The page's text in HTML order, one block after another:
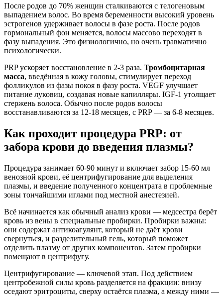
После родов до 70% женщин сталкиваются с телогеновым
выпадением волос. Во время беременности высокий уровень
эстрогенов удерживает волосы в фазе роста. После родов
гормональный фон меняется, волосы массово переходят в
фазу выпадения. Это физиологично, но очень травматично
психологически.
PRP ускоряет восстановление в 2-3 раза. Тромбоцитарная
масса, введённая в кожу головы, стимулирует переход
фолликулов из фазы покоя в фазу роста. VEGF улучшает
питание луковиц, создавая новые капилляры. IGF-1 утолщает
стержень волоса. Обычно после родов волосы
восстанавливаются за 12-18 месяцев, с PRP — за 6-8 месяцев.
Как проходит процедура PRP: от
забора крови до введения плазмы?
Процедура занимает 60-90 минут и включает забор 15-60 мл
венозной крови, её центрифугирование для выделения
плазмы, и введение полученного концентрата в проблемные
зоны тончайшими иглами под местной анестезией.
Всё начинается как обычный анализ крови — медсестра берёт
кровь из вены в специальные пробирки. Пробирки важны:
они содержат антикоагулянт, который не даёт крови
свернуться, и разделительный гель, который поможет
отделить плазму от других компонентов. Затем пробирки
помещают в центрифугу.
Центрифугирование — ключевой этап. Под действием
центробежной силы кровь разделяется на фракции: внизу
оседают эритроциты, сверху остаётся плазма, а между ними —